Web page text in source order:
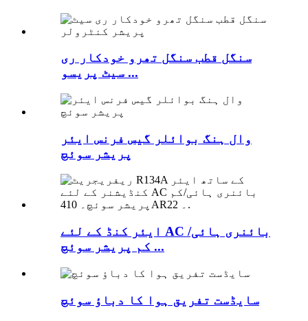
سنگل قطب سنگل تھرو خودکار ری
سیٹ پریسو ...
وال ہنگ بوائلر گیس فرنس ایئر
پریشر سوئچ
ایئر کنڈ کے لئے AC بائنری ہائی/
کم پریشر سوئچ ...
سایڈست تفریق ہوا کا دباؤ سوئچ